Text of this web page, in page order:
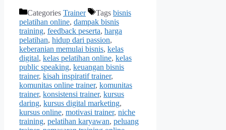
Categories Trainer Tags bisnis
pelatihan online, dampak bisnis
training, feedback peserta, harga
pelatihan, hidup dari passion,
keberanian memulai bisnis, kelas
digital, kelas pelatihan online, kelas
public speaking, keuangan bisnis
trainer, kisah inspiratif trainer,
komunitas online trainer, komunitas
trainer, konsistensi trainer, kursus
daring, kursus digital marketing,
kursus online, motivasi trainer, niche
training, pelatihan karyawan, peluang